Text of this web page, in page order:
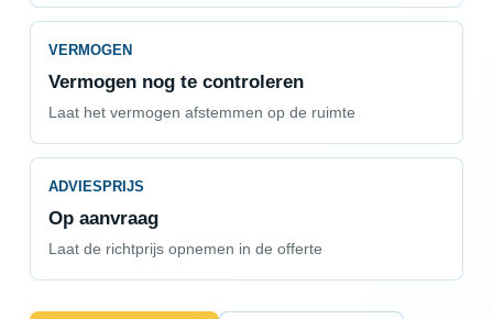
VERMOGEN
Vermogen nog te controleren
Laat het vermogen afstemmen op de ruimte
ADVIESPRIJS
Op aanvraag
Laat de richtprijs opnemen in de offerte